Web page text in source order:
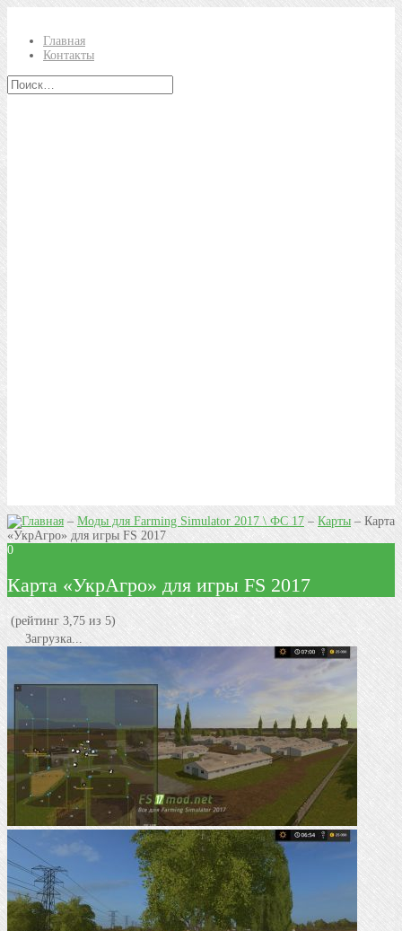
Главная
Контакты
– Моды для Farming Simulator 2017 \ ФС 17 – Карты –Карта
«УкрАгро» для игры FS 2017
0
Карта «УкрАгро» для игры FS 2017
(рейтинг 3,75 из 5)
Загрузка...